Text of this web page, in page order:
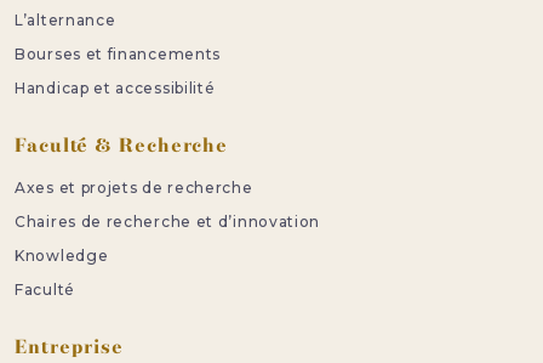
L’alternance
Bourses et financements
Handicap et accessibilité
Faculté & Recherche
Axes et projets de recherche
Chaires de recherche et d’innovation
Knowledge
Faculté
Entreprise